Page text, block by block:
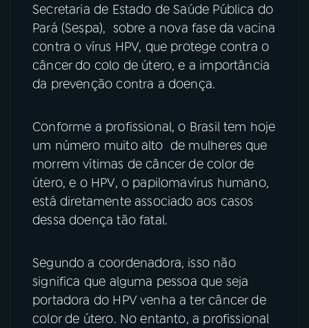
06VIDEOCASTS
07ÚLTIMAS
ACOMPANHE A RÁDIO NACIONAL
YouTube Facebook
Instagram
TikTok
Secretaria de Estado de Saúde Pública do
Pará (Sespa), sobre a nova fase da vacina
contra o vírus HPV, que protege contra o
câncer do colo de útero, e a importância
da prevenção contra a doença.
Conforme a profissional, o Brasil tem hoje
um número muito alto de mulheres que
morrem vítimas de câncer de color de
útero, e o HPV, o papilomavírus humano,
está diretamente associado aos casos
dessa doença tão fatal.
Segundo a coordenadora, isso não
significa que alguma pessoa que seja
portadora do HPV venha a ter câncer de
color de útero. No entanto, a profissional